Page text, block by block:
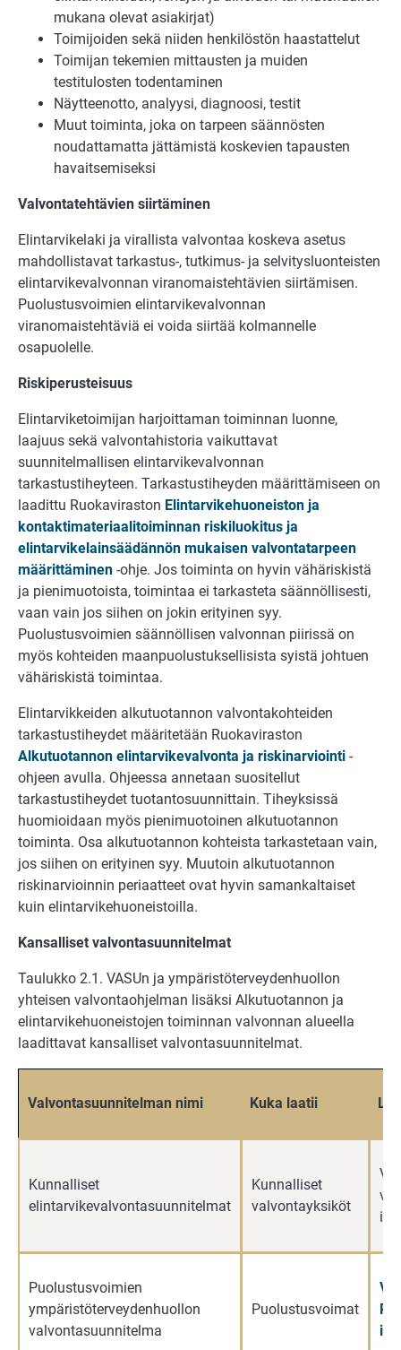
mukana olevat asiakirjat)
Toimijoiden sekä niiden henkilöstön haastattelut
Toimijan tekemien mittausten ja muiden
testitulosten todentaminen
Näytteenotto, analyysi, diagnoosi, testit
Muut toiminta, joka on tarpeen säännösten
noudattamatta jättämistä koskevien tapausten
havaitsemiseksi
Valvontatehtävien siirtäminen
Elintarvikelaki ja virallista valvontaa koskeva asetus
mahdollistavat tarkastus-, tutkimus- ja selvitysluonteisten
elintarvikevalvonnan viranomaistehtävien siirtämisen.
Puolustusvoimien elintarvikevalvonnan
viranomaistehtäviä ei voida siirtää kolmannelle
osapuolelle.
Riskiperusteisuus
Elintarviketoimijan harjoittaman toiminnan luonne,
laajuus sekä valvontahistoria vaikuttavat
suunnitelmallisen elintarvikevalvonnan
tarkastustiheyteen. Tarkastustiheyden määrittämiseen on
laadittu Ruokaviraston Elintarvikehuoneiston ja
kontaktimateriaalitoiminnan riskiluokitus ja
elintarvikelainsäädännön mukaisen valvontatarpeen
määrittäminen -ohje. Jos toiminta on hyvin vähäriskistä
ja pienimuotoista, toimintaa ei tarkasteta säännöllisesti,
vaan vain jos siihen on jokin erityinen syy.
Puolustusvoimien säännöllisen valvonnan piirissä on
myös kohteiden maanpuolustuksellisista syistä johtuen
vähäriskistä toimintaa.
Elintarvikkeiden alkutuotannon valvontakohteiden
tarkastustiheydet määritetään Ruokaviraston
Alkutuotannon elintarvikevalvonta ja riskinarviointi -
ohjeen avulla. Ohjeessa annetaan suositellut
tarkastustiheydet tuotantosuunnittain. Tiheyksissä
huomioidaan myös pienimuotoinen alkutuotannon
toiminta. Osa alkutuotannon kohteista tarkastetaan vain,
jos siihen on erityinen syy. Muutoin alkutuotannon
riskinarvioinnin periaatteet ovat hyvin samankaltaiset
kuin elintarvikehuoneistoilla.
Kansalliset valvontasuunnitelmat
Taulukko 2.1. VASUn ja ympäristöterveydenhuollon
yhteisen valvontaohjelman lisäksi Alkutuotannon ja
elintarvikehuoneistojen toiminnan valvonnan alueella
laadittavat kansalliset valvontasuunnitelmat.
Valvontasuunnitelman nimi Kuka laatii
Kunnalliset
elintarvikevalvontasuunnitelmat
Kunnalliset
valvontayksiköt
voi
Puolustusvoimien
ympäristöterveydenhuollon
valvontasuunnitelma
Puolustusvoimat